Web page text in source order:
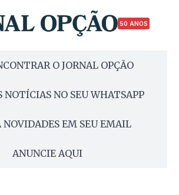
50 ANOS
O JORNAL OPÇÃO
NOTÍCIAS NO SEU WHATSAPP
NOVIDADES EM SEU EMAIL
ANUNCIE AQUI